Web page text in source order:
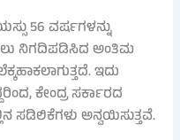
56 ವರ್ಷಗಳನ್ನು
ನಿಗದಿಪಡಿಸಿದ ಅಂತಿಮ
ಇದು
ಕೇಂದ್ರ ಸರ್ಕಾರದ
ಅನ್ವಯಿಸುತ್ತವೆ.